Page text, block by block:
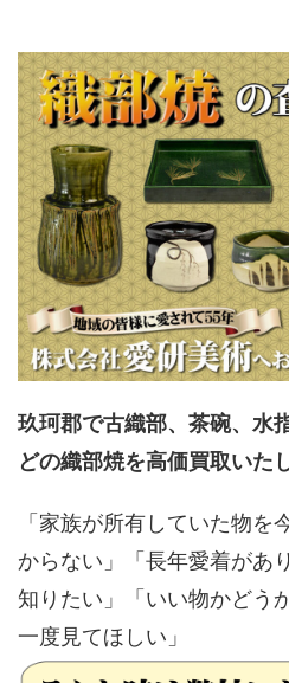
玖珂郡で古織部、茶碗、水
どの織部焼を高価買取いた
「家族が所有していた物を
からない」「長年愛着があ
知りたい」「いい物かどう
一度見てほしい」